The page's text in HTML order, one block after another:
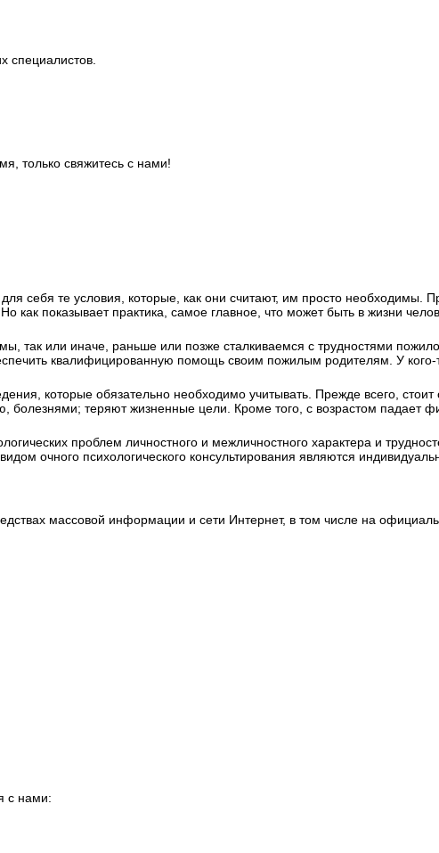
специалистов.
только свяжитесь с нами!
себя те условия, которые, как они считают, им просто необходимы.
показывает практика, самое главное, что может быть в жизни
так или иначе, раньше или позже сталкиваемся с трудностями
квалифицированную помощь своим пожилым родителям. У кого-
которые обязательно необходимо учитывать. Прежде всего,
болезнями; теряют жизненные цели. Кроме того, с возрастом падает
проблем личностного и межличностного характера и
очного психологического консультирования являются
массовой информации и сети Интернет, в том числе на
с нами: